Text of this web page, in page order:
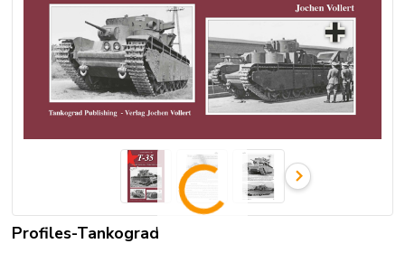
Profiles-Tankograd